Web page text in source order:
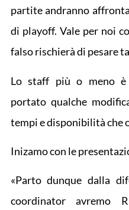
partite andranno
di playoff. Vale per noi
falso rischierà di pesare
Lo staff più o meno è
portato qualche
tempi e disponibilità che
Inizamo con le
«Parto dunque dalla
coordinator avremo